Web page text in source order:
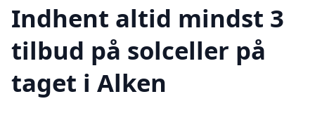
Indhent altid mindst 3
tilbud på solceller på
taget i Alken